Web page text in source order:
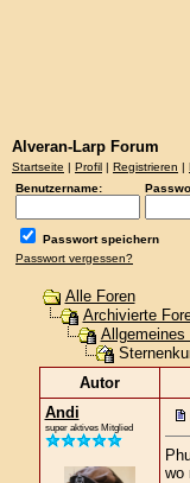
Alveran-Larp Forum
Startseite | Profil | Registrieren |
Benutzername:
Passwort speichern
Passwort vergessen?
Alle Foren
Archivierte
Allgemeines
Autor
Andi
super aktives Mitglied
wo